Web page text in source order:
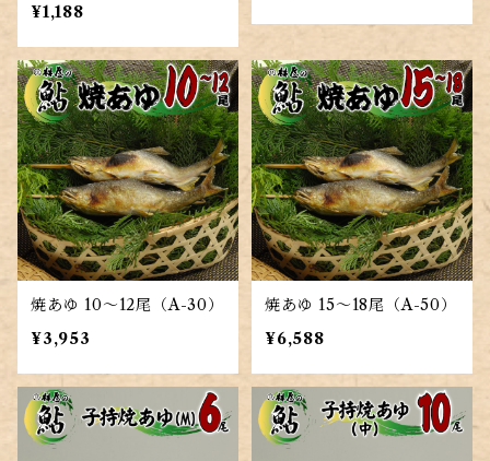
¥1,188
焼あゆ 10～12尾（A-30）
¥3,953
焼あゆ 15～18尾（A-50）
¥6,588